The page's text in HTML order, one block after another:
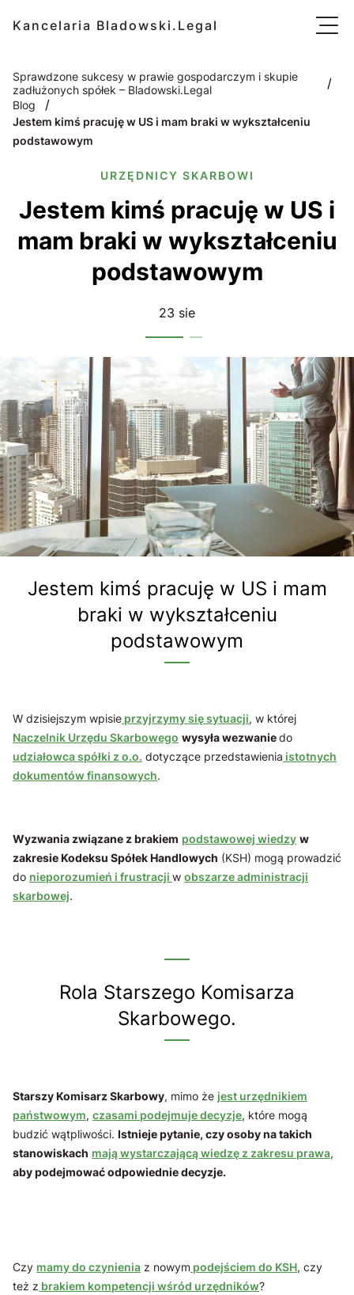
Kancelaria Bladowski.Legal
Sprawdzone sukcesy w prawie gospodarczym i skupie
zadłużonych spółek – Bladowski.Legal
/
Blog /
Jestem kimś pracuję w US i mam braki w wykształceniu
podstawowym
URZĘDNICY SKARBOWI
Jestem kimś pracuję w US i
mam braki w wykształceniu
podstawowym
23 sie
Jestem kimś pracuję w US i mam
braki w wykształceniu
podstawowym
W dzisiejszym wpisie przyjrzymy się sytuacji, w której
Naczelnik Urzędu Skarbowego wysyła wezwaniedo
udziałowca spółki z o.o. dotyczące przedstawienia istotnych
dokumentów finansowych.
Wyzwania związane z brakiem podstawowej wiedzy w
zakresie Kodeksu Spółek Handlowych (KSH) mogą prowadzić
do nieporozumień i frustracji w obszarze administracji
skarbowej.
Rola Starszego Komisarza
Skarbowego.
Starszy Komisarz Skarbowy, mimo że jest urzędnikiem
państwowym, czasami podejmuje decyzje, które mogą
budzić wątpliwości. Istnieje pytanie, czy osoby na takich
stanowiskach mają wystarczającą wiedzę z zakresu prawa,
aby podejmować odpowiednie decyzje.
Czy mamy do czynienia z nowym podejściem do KSH, czy
też z brakiem kompetencji wśród urzędników?